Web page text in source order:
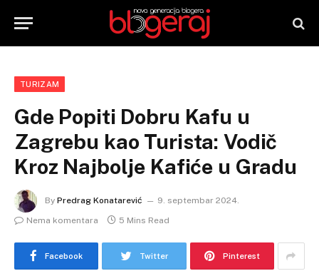
TURIZAM
Gde Popiti Dobru Kafu u
Zagrebu kao Turista: Vodič
Kroz Najbolje Kafiće u Gradu
By Predrag Konatarević
9. septembar 2024.
Nema komentara
5 Mins Read
Facebook Twitter Pinterest